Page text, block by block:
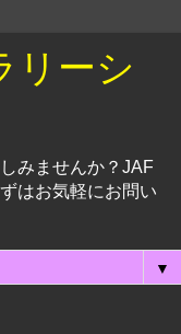
リーシ
みませんか？JAF
はお気軽にお問い
▼